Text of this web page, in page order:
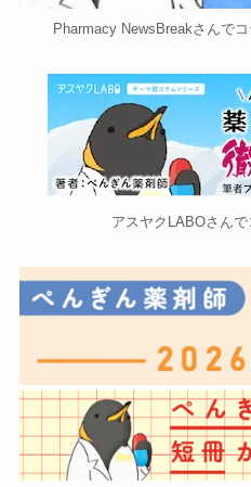
Pharmacy NewsBreakさんで
アスヤクLABOさんで